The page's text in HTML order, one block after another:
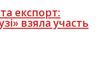
експорт:
взяла участь